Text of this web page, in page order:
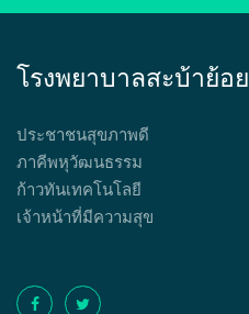
โรงพยาบาลสะบ้าย้อย
ประชาชนสุขภาพดี
ภาคีพหุวัฒนธรรม
ก้าวทันเทคโนโลยี
เจ้าหน้าที่มีความสุข